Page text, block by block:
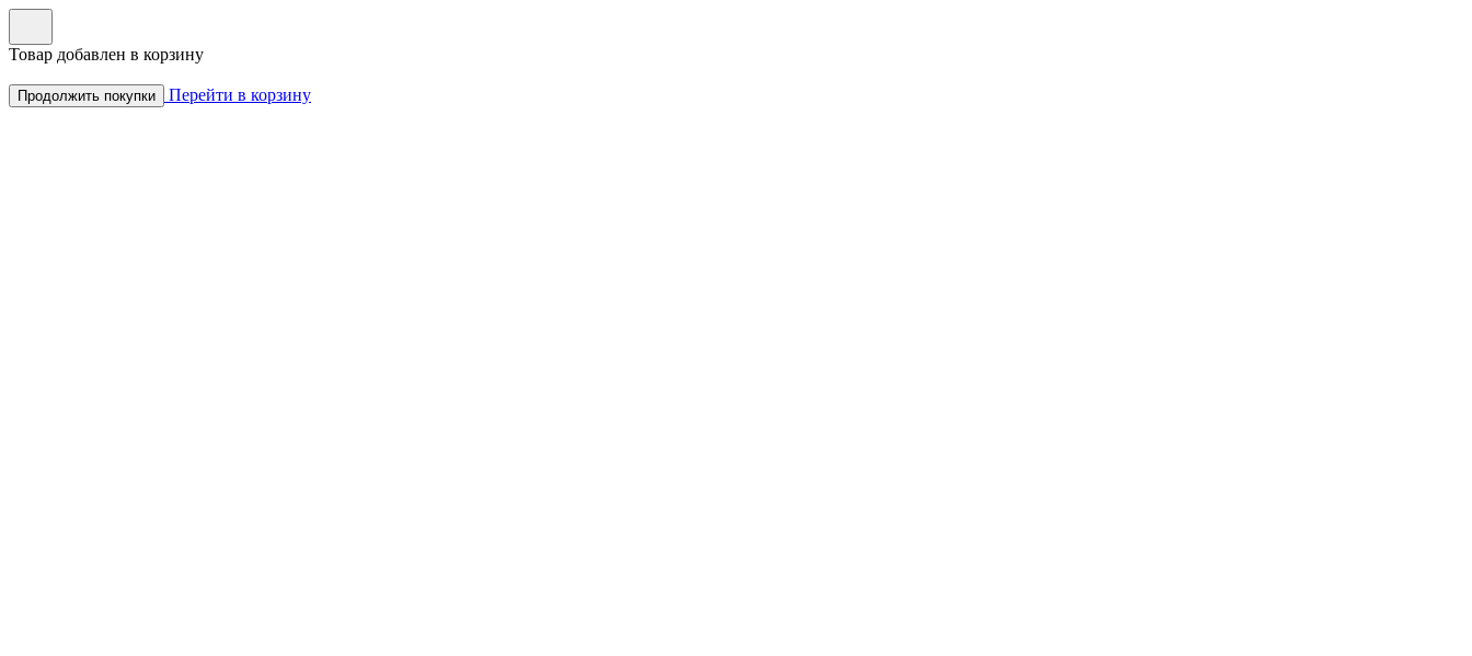
Товар добавлен в корзину
Продолжить покупки Перейти в корзину